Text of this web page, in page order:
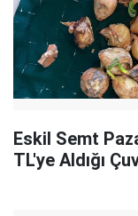
Eskil Semt
TL'ye Aldığı